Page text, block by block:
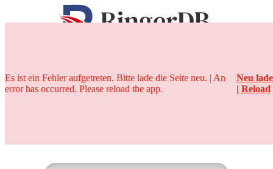
25 Jahre
Es ist ein Fehler aufgetreten. Bitte lade die Seite neu. | An
error has occurred. Please reload the app.
Neu
| Reload